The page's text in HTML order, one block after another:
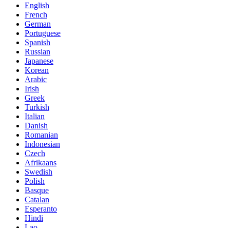
English
French
German
Portuguese
Spanish
Russian
Japanese
Korean
Arabic
Irish
Greek
Turkish
Italian
Danish
Romanian
Indonesian
Czech
Afrikaans
Swedish
Polish
Basque
Catalan
Esperanto
Hindi